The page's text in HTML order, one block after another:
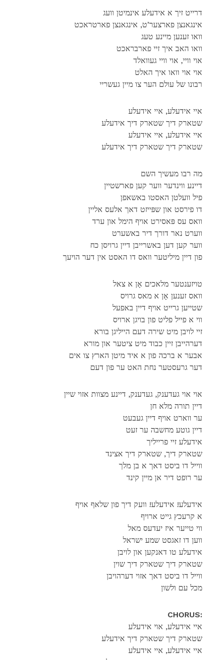
דרייט זיך א אידעלע אינמיטן וועג
אינגאנצן פארצער’ט, אינגאנצן פארטראכט
וואו זענען מיינע טעג
וואו האב איך זיי פארבראכט
אוי וויי, אוי וויי געוואלד
אוי אוי וואו איך האלט
רבונו של עולם הער צו מיין געשריי
איי אידעלע, איי אידעלע
שטארק דיך שטארק דיך אידעלע
איי אידעלע, איי אידעלע
שטארק דיך שטארק דיך אידעלע
מה רבו מעשיך השם
דיינע ווינדער ווער קען פארשטיין
פיל וועלטן האסטו באשאפן
דו פירסט און שפּייזט דאך אלעס אליין
וואס עס פּאסירט אויף הימל און ערד
ווערט נאר דורך דיר באשערט
ווער קען דען באשרייבן דיין גרויסן כח
פון דיין מיליטער וואס דו האסט אין דער הויעך
טויזענטער מלאכים אָן א צאל
וואס זענען אָן א מאס גרויס
שטייען גרייט אויף דיין באפעל
ווי א פייל פליט פון בויגן ארויס
זיי לויבן מיט שירה דעם הייליגן בורא
דערהייבן זיין כבוד מיט ציטער און מורא
אבער א ברכה פון א איד מיטן הארץ צו אים
דער גרעסטער נחת האט ער פון דעם
אוי אוי געדענק, געדענק, דיינע מצוות אזוי שיין
דיין תורה מלא חן
ער ווארט אויף דיין געבעט
דיין גוטע מחשבה ער זעט
אידעלע זיי פרייליך
שטארק דיך, שטארק דיך אצינד
ווייל דו ביסט דאך א בן מלך
ער רופט דיר אן מיין קינד
אידעלע! אידעלע! וועק דיך פון שלאף אויף
א קרעכץ גייט ארויף
ווי טייער איז יעדעס מאל
ווען דו זאגסט שמע ישראל
אידעלע טו דאנקען און לויבן
שטארק דיך שטארק דיך שוין
ווייל דו ביסט דאך אזוי דערהויבן
מכל עם ולשון
CHORUS:
איי אידעלע, אוי אידעלע
שטארק דיך שטארק דיך אידעלע
איי אידעלע, איי אידעלע